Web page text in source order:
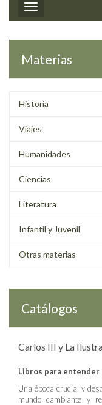
Toggle navigation
Materias
Historia
Viajes
Humanidades
Ciencias
Literatura
Infantil y Juvenil
Otras materias
Catálogos
Carlos III y La
Libros para entender
Una época crucial y
mundo cambiante y